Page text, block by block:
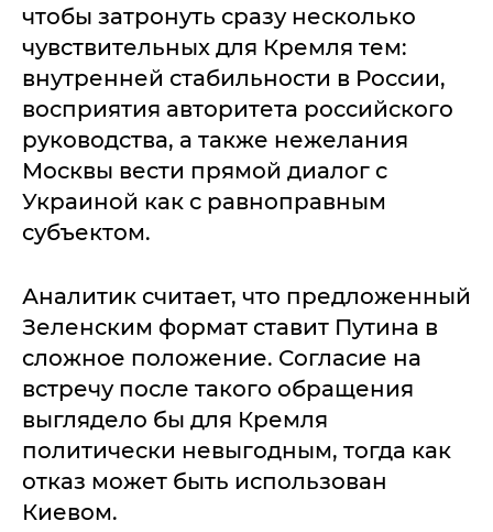
чтобы затронуть сразу несколько
чувствительных для Кремля тем:
внутренней стабильности в России,
восприятия авторитета российского
руководства, а также нежелания
Москвы вести прямой диалог с
Украиной как с равноправным
субъектом.
Аналитик считает, что предложенный
Зеленским формат ставит Путина в
сложное положение. Согласие на
встречу после такого обращения
выглядело бы для Кремля
политически невыгодным, тогда как
отказ может быть использован
Киевом.